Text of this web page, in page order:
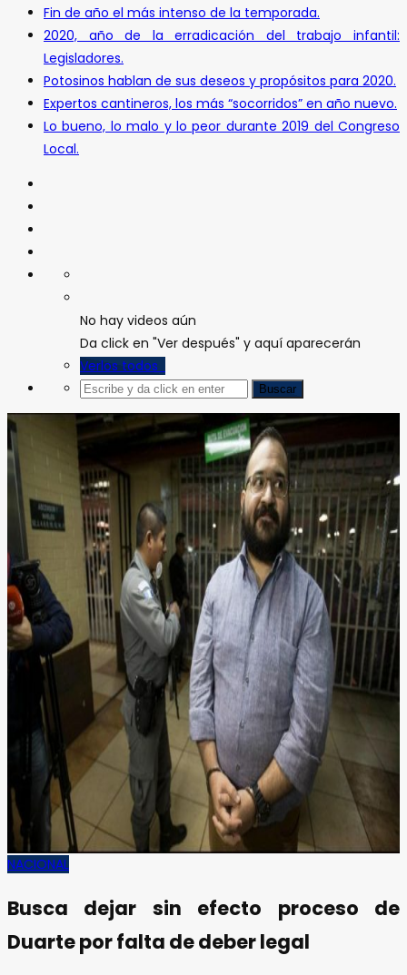
Fin de año el más intenso de la temporada.
2020, año de la erradicación del trabajo infantil:
Legisladores.
Potosinos hablan de sus deseos y propósitos para 2020.
Expertos cantineros, los más “socorridos” en año nuevo.
Lo bueno, lo malo y lo peor durante 2019 del Congreso
Local.
No hay videos aún
Da click en "Ver después" y aquí aparecerán
Verlos todos
NACIONAL
Busca dejar sin efecto proceso de
Duarte por falta de deber legal